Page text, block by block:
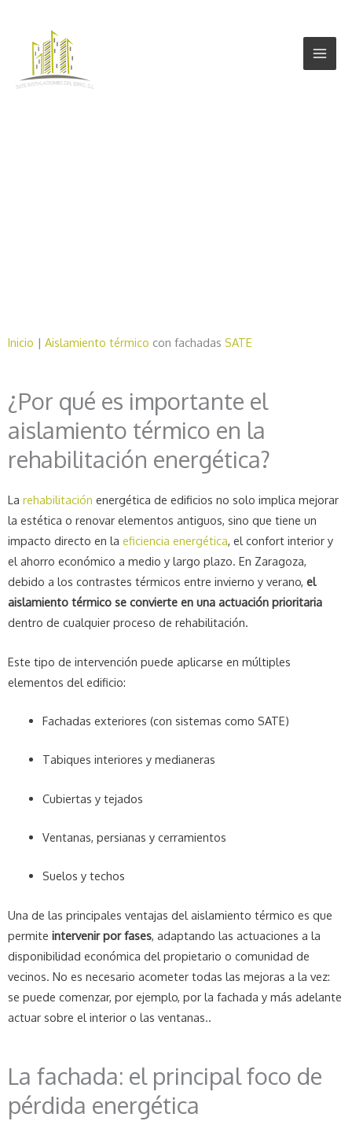
Inicio | Aislamiento térmico con fachadas SATE
¿Por qué es importante el
aislamiento térmico en la
rehabilitación energética?
La rehabilitación energética de edificios no solo implica mejorar
la estética o renovar elementos antiguos, sino que tiene un
impacto directo en la eficiencia energética, el confort interior y
el ahorro económico a medio y largo plazo. En Zaragoza,
debido a los contrastes térmicos entre invierno y verano, el
aislamiento térmico se convierte en una actuación prioritaria
dentro de cualquier proceso de rehabilitación.
Este tipo de intervención puede aplicarse en múltiples
elementos del edificio:
Fachadas exteriores (con sistemas como SATE)
Tabiques interiores y medianeras
Cubiertas y tejados
Ventanas, persianas y cerramientos
Suelos y techos
Una de las principales ventajas del aislamiento térmico es que
permite intervenir por fases, adaptando las actuaciones a la
disponibilidad económica del propietario o comunidad de
vecinos. No es necesario acometer todas las mejoras a la vez:
se puede comenzar, por ejemplo, por la fachada y más adelante
actuar sobre el interior o las ventanas..
La fachada: el principal foco de
pérdida energética